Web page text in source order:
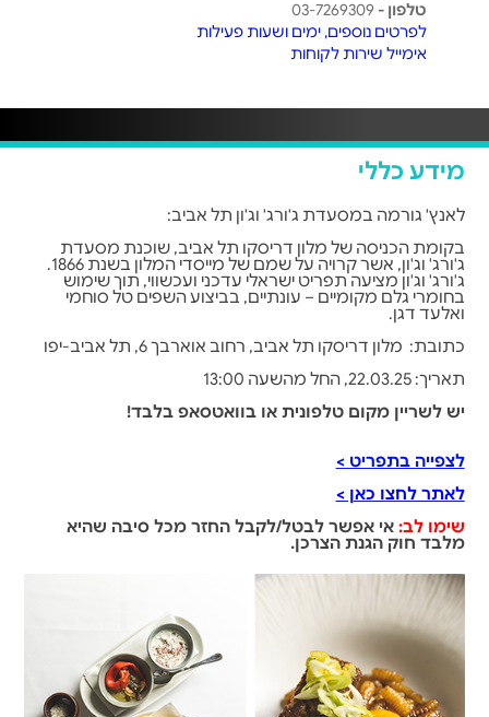
טלפון -03-7269309
לפרטים נוספים, ימים ושעות פעילות
אימייל שירות לקוחות
מידע כללי
לאנץ' גורמה במסעדת ג'ורג' וג'ון תל אביב:
בקומת הכניסה של מלון דריסקו תל אביב, שוכנת מסעדת
ג'ורג' וג'ון, אשר קרויה על שמם של מייסדי המלון בשנת 1866.
ג'ורג' וג'ון מציעה תפריט ישראלי עדכני ועכשווי, תוך שימוש
בחומרי גלם מקומיים – עונתיים, בביצוע השפים טל סוחמי
ואלעד דגן.
כתובת: מלון דריסקו תל אביב, רחוב אוארבך 6, תל אביב-יפו
תאריך: 22.03.25, החל מהשעה 13:00
יש לשריין מקום טלפונית או בוואטסאפ בלבד!
לצפייה בתפריט >
לאתר לחצו כאן >
שימו לב:אי אפשר לבטל/לקבל החזר מכל סיבה שהיא
מלבד חוק הגנת הצרכן.